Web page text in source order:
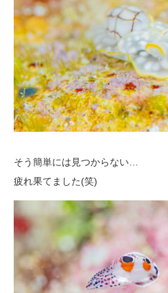
そう簡単には見つからない…
疲れ果てました(笑)